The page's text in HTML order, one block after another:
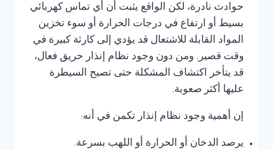
حوادث نادرة، لكن الواقع يثبت أن أي تماس كهربائي
بسيط أو ارتفاع في درجات الحرارة أو سوء تخزين
المواد القابلة للاشتعال قد يؤدي إلى كارثة كبيرة في
وقت قصير. ومن دون وجود نظام إنذار حريق فعال،
قد يتأخر اكتشاف المشكلة حتى تصبح السيطرة
عليها أكثر صعوبة.
إن أهمية وجود نظام إنذار تكمن في أنه:
يرصد الدخان أو الحرارة أو اللهب بسرعة.